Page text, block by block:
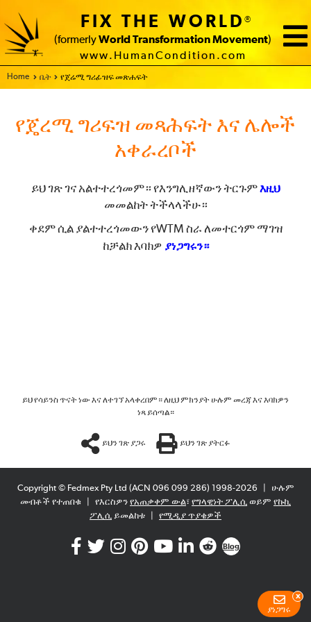
FIX THE WORLD®
(formerly World Transformation Movement)
www.HumanCondition.com
Home ቤት የጀሬሚ ግሪፊዝፍ መጽሐፍት
የጄረሚ ግሪፍዝ መጻሕፍት እና ሌሎች
አቀራረቦች
ይህ ገጽ ገና አልተተረጎመም። የእንግሊዘኛውን ትርጉምእዚህ
መመልከት ትችላላችሁ።
ቀደም ሲል ያልተተረጎመውን የWTM ስራ ለመተርጎም ማገዝ
ከቻልክ እባክዎ ያነጋግሩን።
ይህ የሳይንስ ጥናት ነው እና ለተገኘ አላቀረበም። ለዚህ ምክንያት ሁሉም መረጃ እና እባክዎን
ነጻ ይሰጣል።
ይህን ገጽ ያጋሩ ይህን ገጽ ያትርፉ
Copyright © Fedmex Pty Ltd (ACN 096 099 286) 1998-2026
ሁሉም
መብቶች የተጠበቁ
የእርስዎን የአጠቃቀም ውል፣ የግላዊነት ፖሊሲ ወይም የኩኪ
ፖሊሲ ይመልከቱ የሚዲያ ጥያቄዎች
Blog
ያነጋግሩ
x